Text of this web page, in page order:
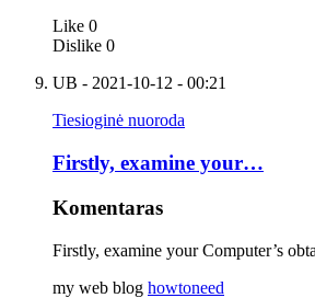
Like 0
Dislike 0
UB - 2021-10-12 - 00:21
Tiesioginė nuoroda
Firstly, examine your…
Komentaras
Firstly, examine your Computer’s
my web blog howtoneed